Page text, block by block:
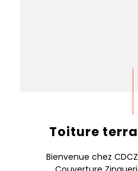
Toiture
Bienvenue chez